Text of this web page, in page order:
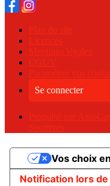
Plan du site
Licences
Mentions légales
CGUV
Paramétrer vos
Se connecter
Propulsé par
Sportives
Notification lors
Vos choix